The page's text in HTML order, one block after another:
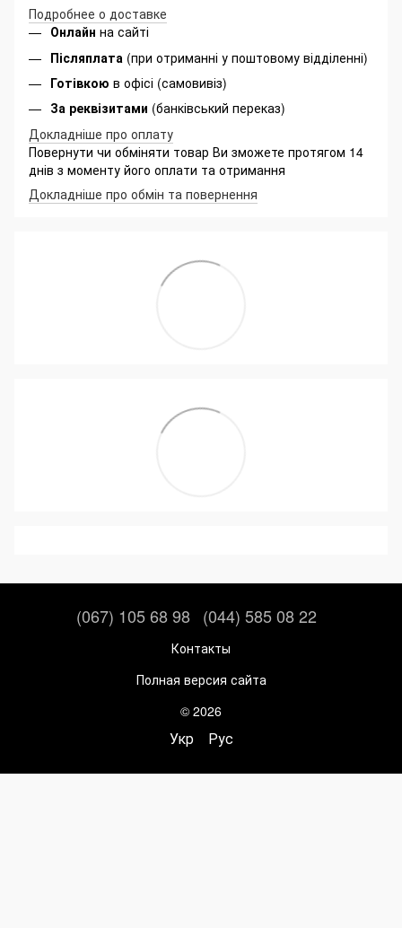
Подробнее о доставке
Онлайн на сайті
Післяплата (при отриманні у поштовому відділенні)
Готівкою в офісі (самовивіз)
За реквізитами (банківський переказ)
Докладніше про оплату
Повернути чи обміняти товар Ви зможете протягом 14
днів з моменту його оплати та отримання
Докладніше про обмін та повернення
(067) 105 68 98 (044) 585 08 22
Контакты
Полная версия сайта
© 2026
Укр Рус